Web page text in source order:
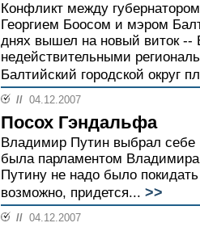
Конфликт между
Георгием Боосом и мэром
днях вышел на новый виток
недействительными
Балтийский городской округ
// 04.12.2007
Посох Гэндальфа
Владимир Путин выбрал
была парламентом
Путину не надо было
возможно, придется... >>
// 04.12.2007